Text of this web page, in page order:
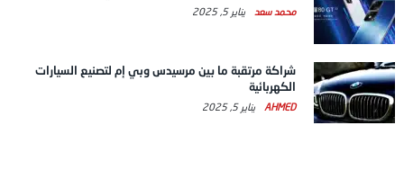
محمد سعد يناير 5, 2025
شراكة مرتقبة ما بين مرسيدس وبي إم لتصنيع السيارات
الكهربائية
AHMED يناير 5, 2025